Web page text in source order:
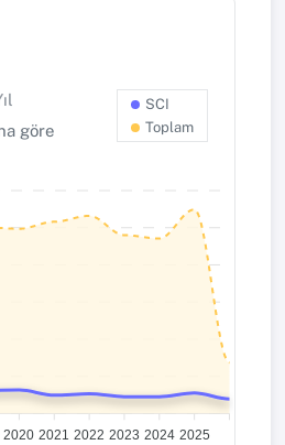
göre
SCI
Toplam
2020 2021 2022 2023 2024 2025